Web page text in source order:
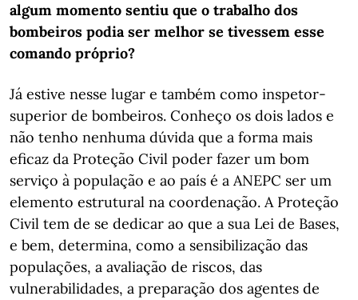
algum momento sentiu que o trabalho dos
bombeiros podia ser melhor se tivessem esse
comando próprio?
Já estive nesse lugar e também como inspetor-
superior de bombeiros. Conheço os dois lados e
não tenho nenhuma dúvida que a forma mais
eficaz da Proteção Civil poder fazer um bom
serviço à população e ao país é a ANEPC ser um
elemento estrutural na coordenação. A Proteção
Civil tem de se dedicar ao que a sua Lei de Bases,
e bem, determina, como a sensibilização das
populações, a avaliação de riscos, das
vulnerabilidades, a preparação dos agentes de